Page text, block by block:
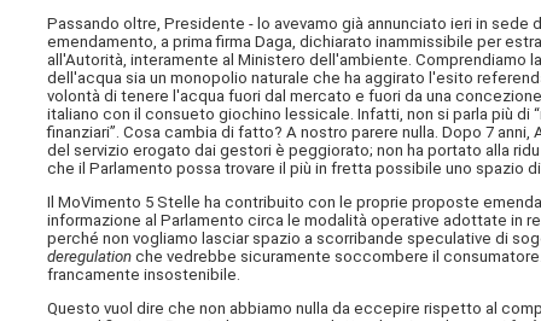
Passando oltre, Presidente - lo avevamo già annunciato ieri in
emendamento, a prima firma Daga, dichiarato inammissibile per
all'Autorità, interamente al Ministero dell'ambiente.
dell'acqua sia un monopolio naturale che ha aggirato l'esito
volontà di tenere l'acqua fuori dal mercato e fuori da una
italiano con il consueto giochino lessicale. Infatti, non si parla più
finanziari”. Cosa cambia di fatto? A nostro parere nulla. Dopo 7
del servizio erogato dai gestori è peggiorato; non ha portato alla
che il Parlamento possa trovare il più in fretta possibile uno spazio
Il MoVimento 5 Stelle ha contribuito con le proprie proposte
informazione al Parlamento circa le modalità operative adottate in
perché non vogliamo lasciar spazio a scorribande speculative di
deregulation che vedrebbe sicuramente soccombere il
francamente insostenibile.
Questo vuol dire che non abbiamo nulla da eccepire rispetto al